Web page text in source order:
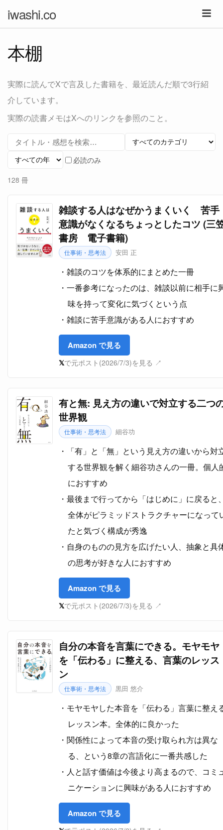
iwashi.co
本棚
実際に読んでXで言及した書籍を、最近読んだ順で3行紹
介しています。
実際の読書メモはXへのリンクを参照のこと。
必読のみ
128 冊
雑談する人はなぜかうまくいく 苦手
意識がなくなるちょっとしたコツ (三
書房 電子書籍)
仕事術・思考法 安田 正
雑談のコツを体系的にまとめた一冊
一番参考になったのは、雑談以前に相手に
味を持って変化に気づくという点
雑談に苦手意識がある人におすすめ
Amazon で見る
𝕏で元ポスト(2026/7/3)を見る ↗
有と無: 見え方の違いで対立する二つ
世界観
仕事術・思考法 細谷功
「有」と「無」という見え方の違いから対
する世界観を解く細谷功さんの一冊。個人
におすすめ
最後まで行ってから「はじめに」に戻ると
全体がピラミッドストラクチャーになって
たと気づく構成が秀逸
自身のものの見方を広げたい人、抽象と具
の思考が好きな人におすすめ
Amazon で見る
𝕏で元ポスト(2026/7/3)を見る ↗
自分の本音を言葉にできる。モヤモヤ
を「伝わる」に整える、言葉のレッス
ン
仕事術・思考法 黒田 悠介
モヤモヤした本音を「伝わる」言葉に整え
レッスン本。全体的に良かった
関係性によって本音の受け取られ方は異な
る、という8章の言語化に一番共感した
人と話す価値は今後より高まるので、コミ
ニケーションに興味がある人におすすめ
Amazon で見る